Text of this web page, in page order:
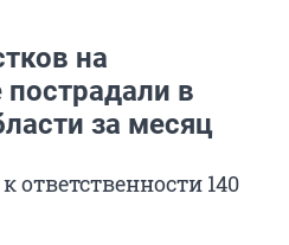
на
в
за месяц
140